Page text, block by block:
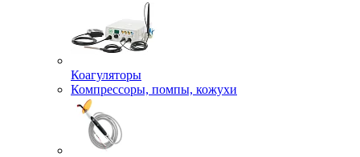
Коагуляторы
Компрессоры, помпы, кожухи